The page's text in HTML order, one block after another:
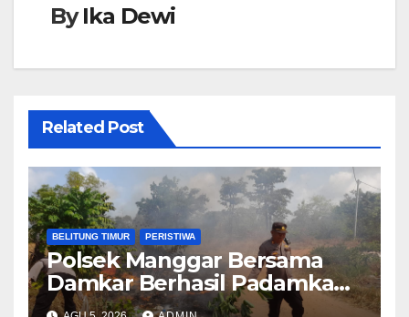
ByIka Dewi
Related Post
BELITUNG TIMUR PERISTIWA
Polsek Manggar Bersama
Damkar Berhasil Padamkan
Kebakaran Lahan di Desa